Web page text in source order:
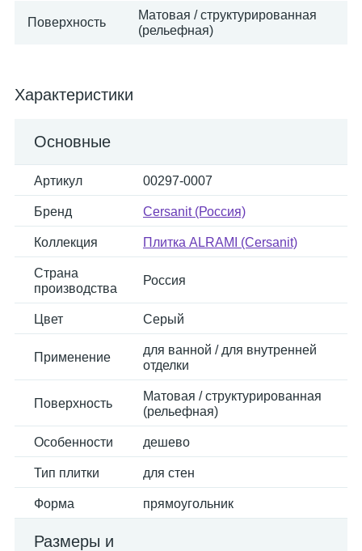
Поверхность
Матовая / структурированная
(рельефная)
Характеристики
Основные
Артикул 00297-0007
Бренд Cersanit (Россия)
Коллекция Плитка ALRAMI (Cersanit)
Страна
производства
Россия
Цвет Серый
Применение
для ванной / для внутренней
отделки
Поверхность
Матовая / структурированная
(рельефная)
Особенности дешево
Тип плитки для стен
Форма прямоугольник
Размеры и